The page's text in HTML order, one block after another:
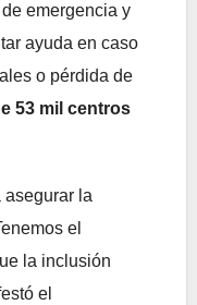
emergencia y
ayuda en caso
o pérdida de
53 mil centros
asegurar la
el
la inclusión
el